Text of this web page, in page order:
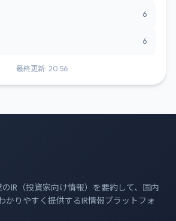
6
6
最終更新: 20:56
IR（投資家向け情報）を要約して、国内
かりやすく提供するIR情報プラットフォ